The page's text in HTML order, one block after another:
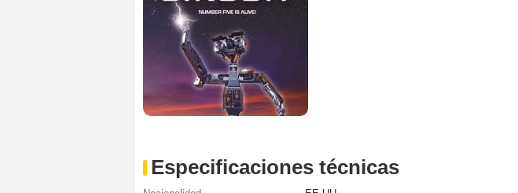
Especificaciones técnicas